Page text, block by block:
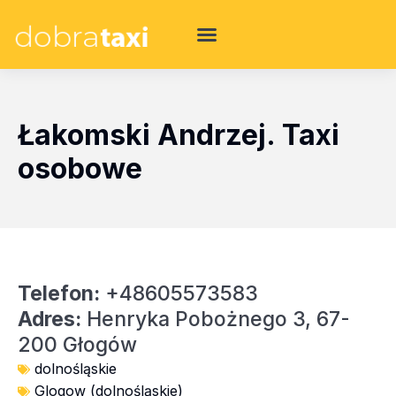
Łakomski Andrzej. Taxi
osobowe
Telefon: +48605573583
Adres: Henryka Pobożnego 3, 67-
200 Głogów
dolnośląskie
Glogow (dolnośląskie)